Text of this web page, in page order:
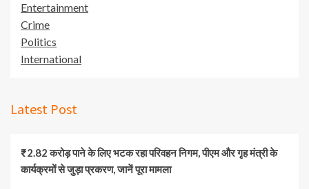
Entertainment
Crime
Politics
International
Latest Post
₹2.82 करोड़ पाने के लिए भटक रहा परिवहन निगम, पीएम और गृह मंत्री के
कार्यक्रमों से जुड़ा प्रकरण, जानें पूरा मामला